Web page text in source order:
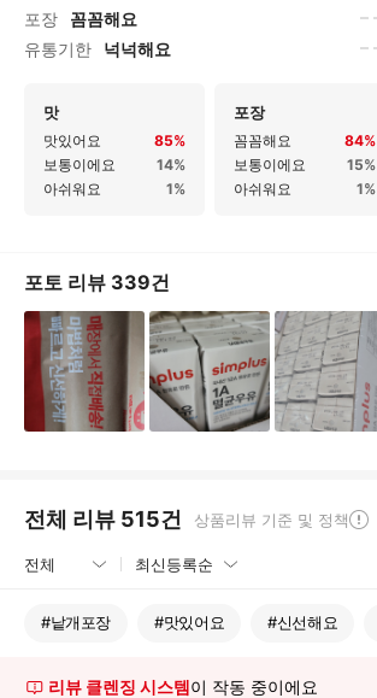
포장
꼼꼼해요
유통기한
넉넉해요
맛
맛있어요
85%
보통이에요
14%
아쉬워요
1%
포장
꼼꼼해요
84%
보통이에요
15%
아쉬워요
1%
포토 리뷰 339건
전체 리뷰 515건 상품리뷰 기준 및 정책
#낱개포장 #맛있어요 #신선해요
리뷰 클렌징 시스템이 작동 중이에요